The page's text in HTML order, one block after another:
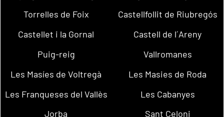
Torrelles de Foix
Castellfollit de Riubregós
Castellet i la Gornal
Castell de l´Areny
Puig-reig
Vallromanes
Les Masíes de Voltregà
Les Masies de Roda
Les Franqueses del Vallès
Les Cabanyes
Jorba
Sant Celoni